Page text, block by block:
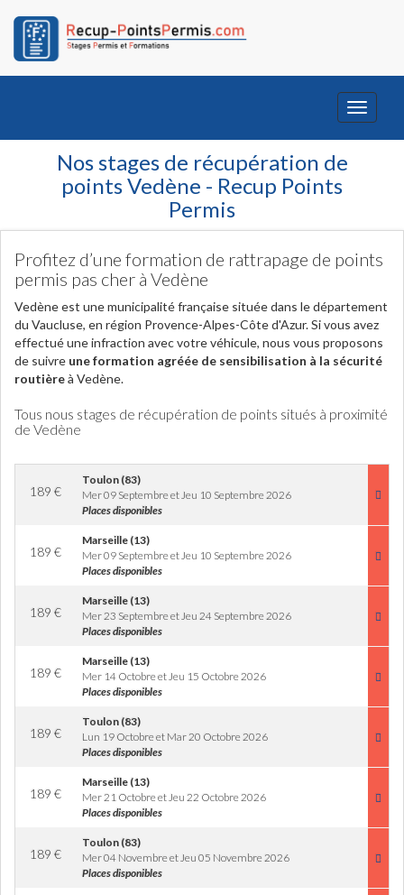
Toggle
Nos stages de récupération de
points Vedène - Recup Points
Permis
Profitez d’une formation de rattrapage de points
permis pas cher à Vedène
Vedène est une municipalité française située dans le département
du Vaucluse, en région Provence-Alpes-Côte d'Azur. Si vous avez
effectué une infraction avec votre véhicule, nous vous proposons
de suivre une formation agréée de sensibilisation à la sécurité
routièreà Vedène.
Tous nous stages de récupération de points situés à proximité
de Vedène
189 €
Toulon (83)
Mer 09 Septembre et Jeu 10 Septembre 2026
Places disponibles
189 €
Marseille (13)
Mer 09 Septembre et Jeu 10 Septembre 2026
Places disponibles
189 €
Marseille (13)
Mer 23 Septembre et Jeu 24 Septembre 2026
Places disponibles
189 €
Marseille (13)
Mer 14 Octobre et Jeu 15 Octobre 2026
Places disponibles
189 €
Toulon (83)
Lun 19 Octobre et Mar 20 Octobre 2026
Places disponibles
189 €
Marseille (13)
Mer 21 Octobre et Jeu 22 Octobre 2026
Places disponibles
189 €
Toulon (83)
Mer 04 Novembre et Jeu 05 Novembre 2026
Places disponibles